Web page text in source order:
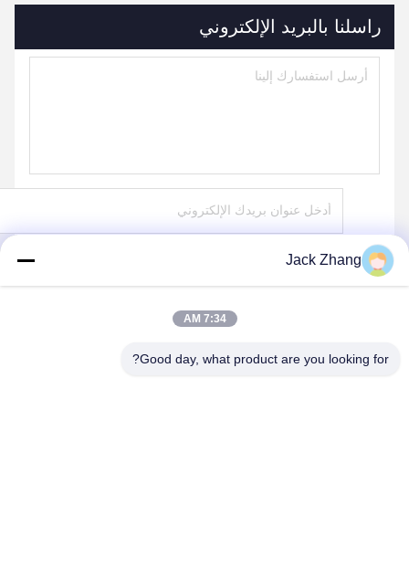
راسلنا بالبريد الإلكتروني
Jack Zhang
7:34 AM
Good day, what product are you looking for?